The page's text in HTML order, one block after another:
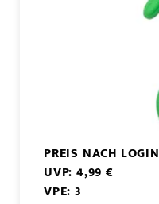
PREIS NACH LOGIN
UVP: 4,99 €
VPE: 3